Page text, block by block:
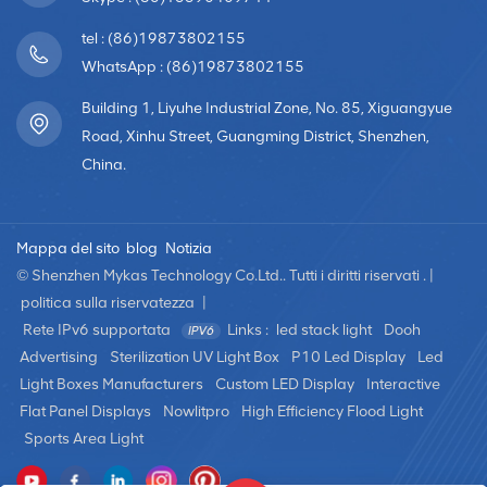
difficoltà logistiche.3,
trasparenzaL'elevata
consente al vetro di
dopo aver applicato la
pellicola Led.4, flessibile
possiamo
personalizzare qualsiasi
schermo olografico di
installazione per
garantire l'effetto
perfetto dello schermo
led trasparente
olografico.5, alta
luminositàCon i LED
della massima qualità, la
raggiungere fino a 5500
scuola, studio televisivo,
di monitoraggio, centro
museo, centro di uffici
tel : (86)19873802155
WhatsApp : (86)19873802155
Building 1, Liyuhe Industrial Zone, No. 85, Xiguangyue
Road, Xinhu Street, Guangming District, Shenzhen,
China.
Mappa del sito blog Notizia
© Shenzhen Mykas Technology Co.Ltd.. Tutti i diritti riservati . |
politica sulla riservatezza
Rete IPv6 supportata
Links : led stack light
Dooh
Advertising
Sterilization UV Light Box P10 Led Display
Led
Light Boxes Manufacturers
Custom LED Display
Interactive
Flat Panel Displays
Nowlitpro
High Efficiency Flood Light
Sports Area Light